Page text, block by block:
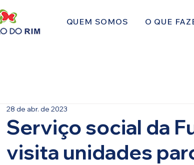
QUEM SOMOS O QUE
Serviço social da
visita unidades
28 de abr. de 2023